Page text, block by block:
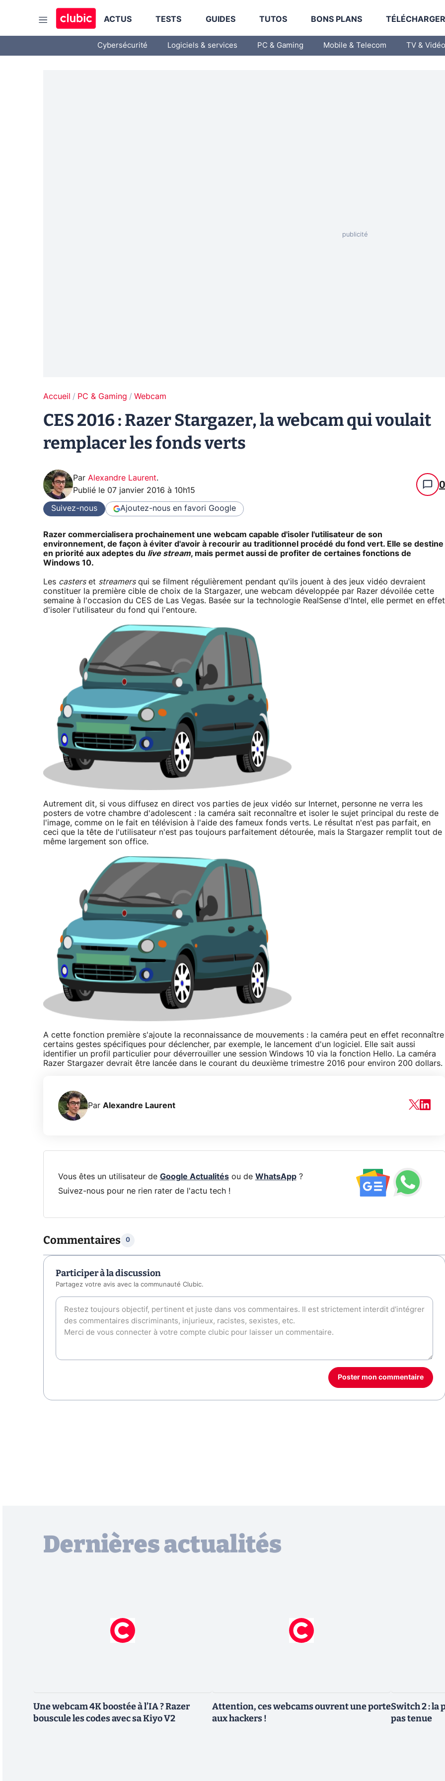
ACTUS TESTS GUIDES TUTOS BONS PLANS
Cybersécurité Logiciels & services PC & Gaming Mobile & Telecom TV & Vidéo
Accueil PC & Gaming Webcam
CES 2016 : Razer Stargazer, la webcam qui voulait
remplacer les fonds verts
Par Alexandre Laurent.
Publié le 07 janvier 2016 à 10h15 0
Suivez-nous Ajoutez-nous en favori Google
Razer commercialisera prochainement une webcam capable d'isoler l'utilisateur de son
environnement, de façon à éviter d'avoir à recourir au traditionnel procédé du fond vert. Elle se destine
en priorité aux adeptes du live stream, mais permet aussi de profiter de certaines fonctions de
Windows 10.
Les casterset streamersqui se filment régulièrement pendant qu'ils jouent à des jeux vidéo devraient
constituer la première cible de choix de la Stargazer, une webcam développée par Razer dévoilée cette
semaine à l'occasion du CES de Las Vegas. Basée sur la technologie RealSense d'Intel, elle permet en effet
d'isoler l'utilisateur du fond qui l'entoure.
Autrement dit, si vous diffusez en direct vos parties de jeux vidéo sur Internet, personne ne verra les
posters de votre chambre d'adolescent : la caméra sait reconnaître et isoler le sujet principal du reste de
l'image, comme on le fait en télévision à l'aide des fameux fonds verts. Le résultat n'est pas parfait, en
ceci que la tête de l'utilisateur n'est pas toujours parfaitement détourée, mais la Stargazer remplit tout de
même largement son office.
A cette fonction première s'ajoute la reconnaissance de mouvements : la caméra peut en effet reconnaître
certains gestes spécifiques pour déclencher, par exemple, le lancement d'un logiciel. Elle sait aussi
identifier un profil particulier pour déverrouiller une session Windows 10 via la fonction Hello. La caméra
Razer Stargazer devrait être lancée dans le courant du deuxième trimestre 2016 pour environ 200 dollars.
Par Alexandre Laurent
Vous êtes un utilisateur de Google Actualitésou de WhatsApp?
Suivez-nous pour ne rien rater de l'actu tech !
Commentaires 0
Participer à la discussion
Partagez votre avis avec la communauté Clubic.
Poster mon commentaire
Dernières actualités
Une webcam 4K boostée à l’IA ? Razer
bouscule les codes avec sa Kiyo V2
Attention, ces webcams ouvrent une porte
aux hackers !
Switch 2 : la
pas tenue